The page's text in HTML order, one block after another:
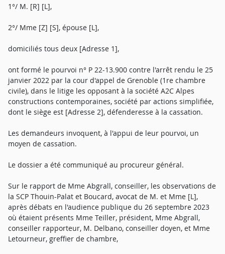
1°/ M. [R] [L],
2°/ Mme [Z] [S], épouse [L],
domiciliés tous deux [Adresse 1],
ont formé le pourvoi n° P 22-13.900 contre l'arrêt rendu le 25
janvier 2022 par la cour d'appel de Grenoble (1re chambre
civile), dans le litige les opposant à la société A2C Alpes
constructions contemporaines, société par actions simplifiée,
dont le siège est [Adresse 2], défenderesse à la cassation.
Les demandeurs invoquent, à l'appui de leur pourvoi, un
moyen de cassation.
Le dossier a été communiqué au procureur général.
Sur le rapport de Mme Abgrall, conseiller, les observations de
la SCP Thouin-Palat et Boucard, avocat de M. et Mme [L],
après débats en l'audience publique du 26 septembre 2023
où étaient présents Mme Teiller, président, Mme Abgrall,
conseiller rapporteur, M. Delbano, conseiller doyen, et Mme
Letourneur, greffier de chambre,